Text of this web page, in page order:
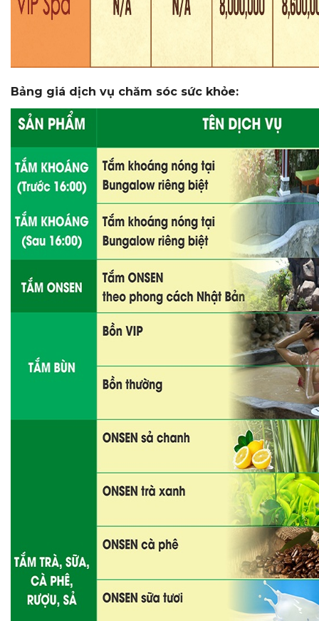
Bảng giá dịch vụ chăm sóc sức khỏe: